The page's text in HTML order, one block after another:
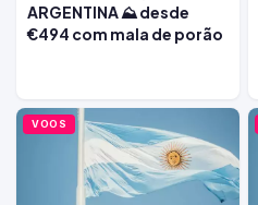
ARGENTINA ⛰️ desde
€494 com mala de porão
VOOS